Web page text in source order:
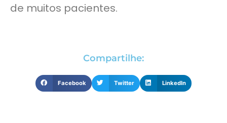
de muitos pacientes.
Compartilhe:
Facebook Twitter LinkedIn